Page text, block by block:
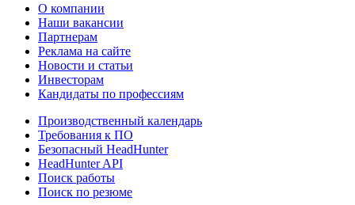
О компании
Наши вакансии
Партнерам
Реклама на сайте
Новости и статьи
Инвесторам
Кандидаты по профессиям
Производственный календарь
Требования к ПО
Безопасный HeadHunter
HeadHunter API
Поиск работы
Поиск по резюме